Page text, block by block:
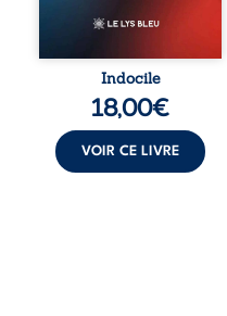
vivent trop fort,
trop vrai, trop tôt.
traversée. Une
langue nue. Une
insurrection
calme. Une
déclaration
d’existence pour ...
Indocile
18,00€
VOIR CE LIVRE